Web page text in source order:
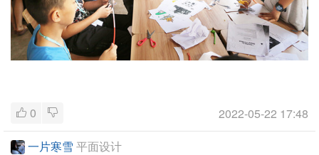
0
2022-05-22 17:48
一片寒雪 平面设计